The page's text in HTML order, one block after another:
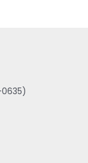
0635)